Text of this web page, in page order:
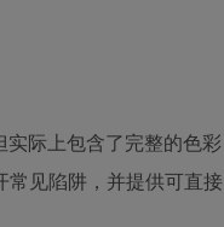
际上包含了完整的色彩
见陷阱，并提供可直接